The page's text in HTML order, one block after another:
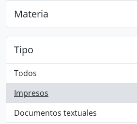
Materia
Tipo
Todos
Impresos
, 21 resultados
Documentos textuales
, 21 resultados